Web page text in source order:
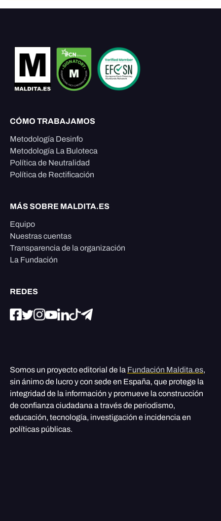
CÓMO TRABAJAMOS
Metodología Desinfo
Metodología La Buloteca
Política de Neutralidad
Política de Rectificación
MÁS SOBRE MALDITA.ES
Equipo
Nuestras cuentas
Transparencia de la organización
La Fundación
REDES
Somos un proyecto editorial de la Fundación Maldita.es,
sin ánimo de lucro y con sede en España, que protege la
integridad de la información y promueve la construcción
de confianza ciudadana a través de periodismo,
educación, tecnología, investigación e incidencia en
políticas públicas.